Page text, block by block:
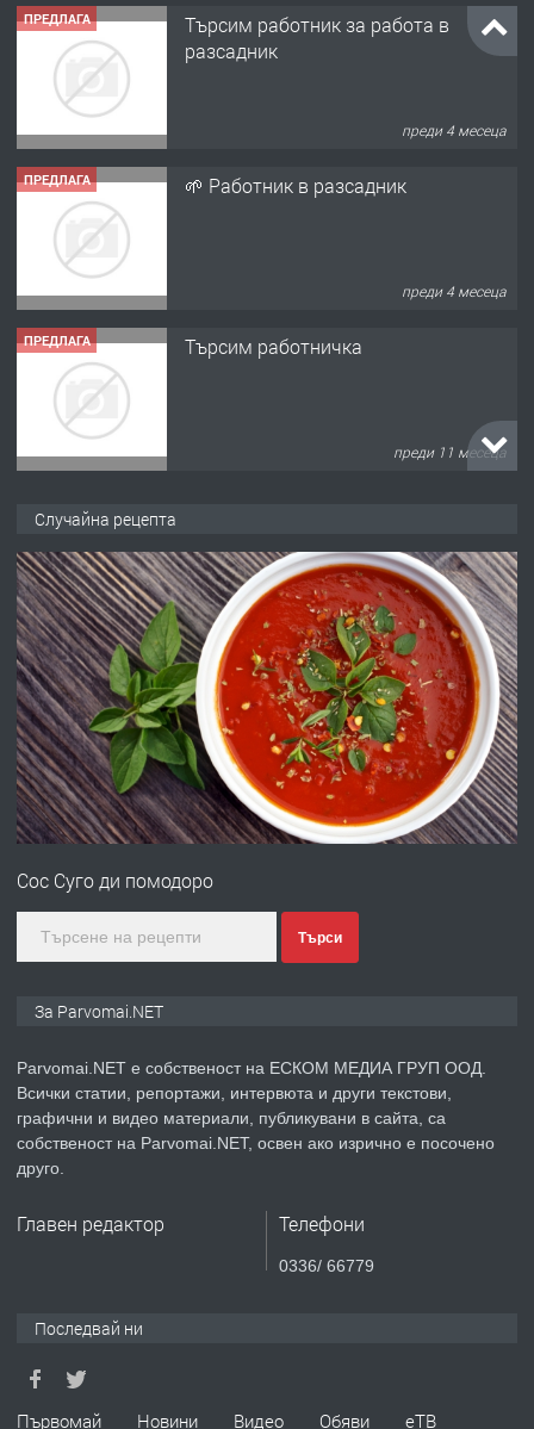
ПРЕДЛАГА
Търсим работник за работа в
разсадник
преди 4 месеца
ПРЕДЛАГА 🌱 Работник в разсадник
преди 4 месеца
ПРЕДЛАГА Търсим работничка
преди 11 месеца
преди 1 година
ПРЕДЛАГА Работа за общи работници
преди 1 година
ПРЕДЛАГА
Първи поход "По стъпките на Ангел
преди 1 година
ПРЕДЛАГА Уроци по Математика
преди 1 година
Случайна рецепта
Сос Суго ди помодоро
Търси
За Parvomai.NET
Parvomai.NET е собственост на ЕСКОМ МЕДИА ГРУП ООД.
Всички статии, репортажи, интервюта и други текстови,
графични и видео материали, публикувани в сайта, са
собственост на Parvomai.NET, освен ако изрично е посочено
друго.
Главен редактор Телефони
0336/ 66779
Последвай ни
Първомай Новини Видео Обяви еТВ